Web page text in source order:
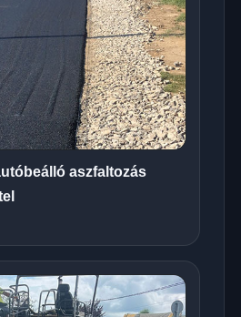
aszfaltozás